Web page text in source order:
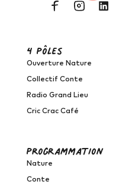
4 pôles
Ouverture Nature
Collectif Conte
Radio Grand Lieu
Cric Crac Café
programmation
Nature
Conte